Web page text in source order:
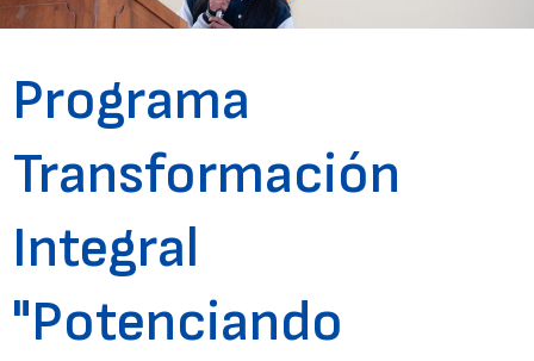
Programa
Transformación
Integral
"Potenciando